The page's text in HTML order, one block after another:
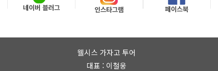
네이버 블러그 인스타그램 페이스북
웰시스 가자고 투어
대표 : 이철웅